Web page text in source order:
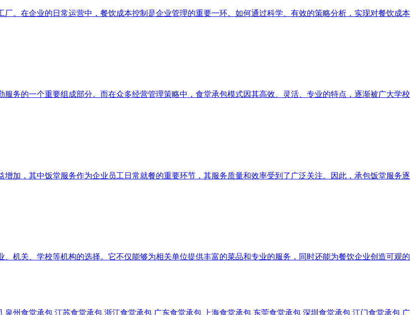
。在企业的日常运营中，餐饮成本控制是企业管理的重要一环。如何通过科学、有效的策略分析，实现对餐饮成本
务的一个重要组成部分。而在众多经营管理策略中，食堂承包模式因其高效、灵活、专业的特点，逐渐被广大学校
加，其中饭堂服务作为企业员工日常就餐的重要环节，其服务质量和效率受到了广泛关注。因此，承包饭堂服务逐
机关、学校等机构的选择。它不仅能够为相关单位提供丰富的菜品和专业的服务，同时还能为餐饮企业创造可观的
泉州食堂承包 江苏食堂承包 浙江食堂承包 广东食堂承包 上海食堂承包 东莞食堂承包 深圳食堂承包 江门食堂承包 广